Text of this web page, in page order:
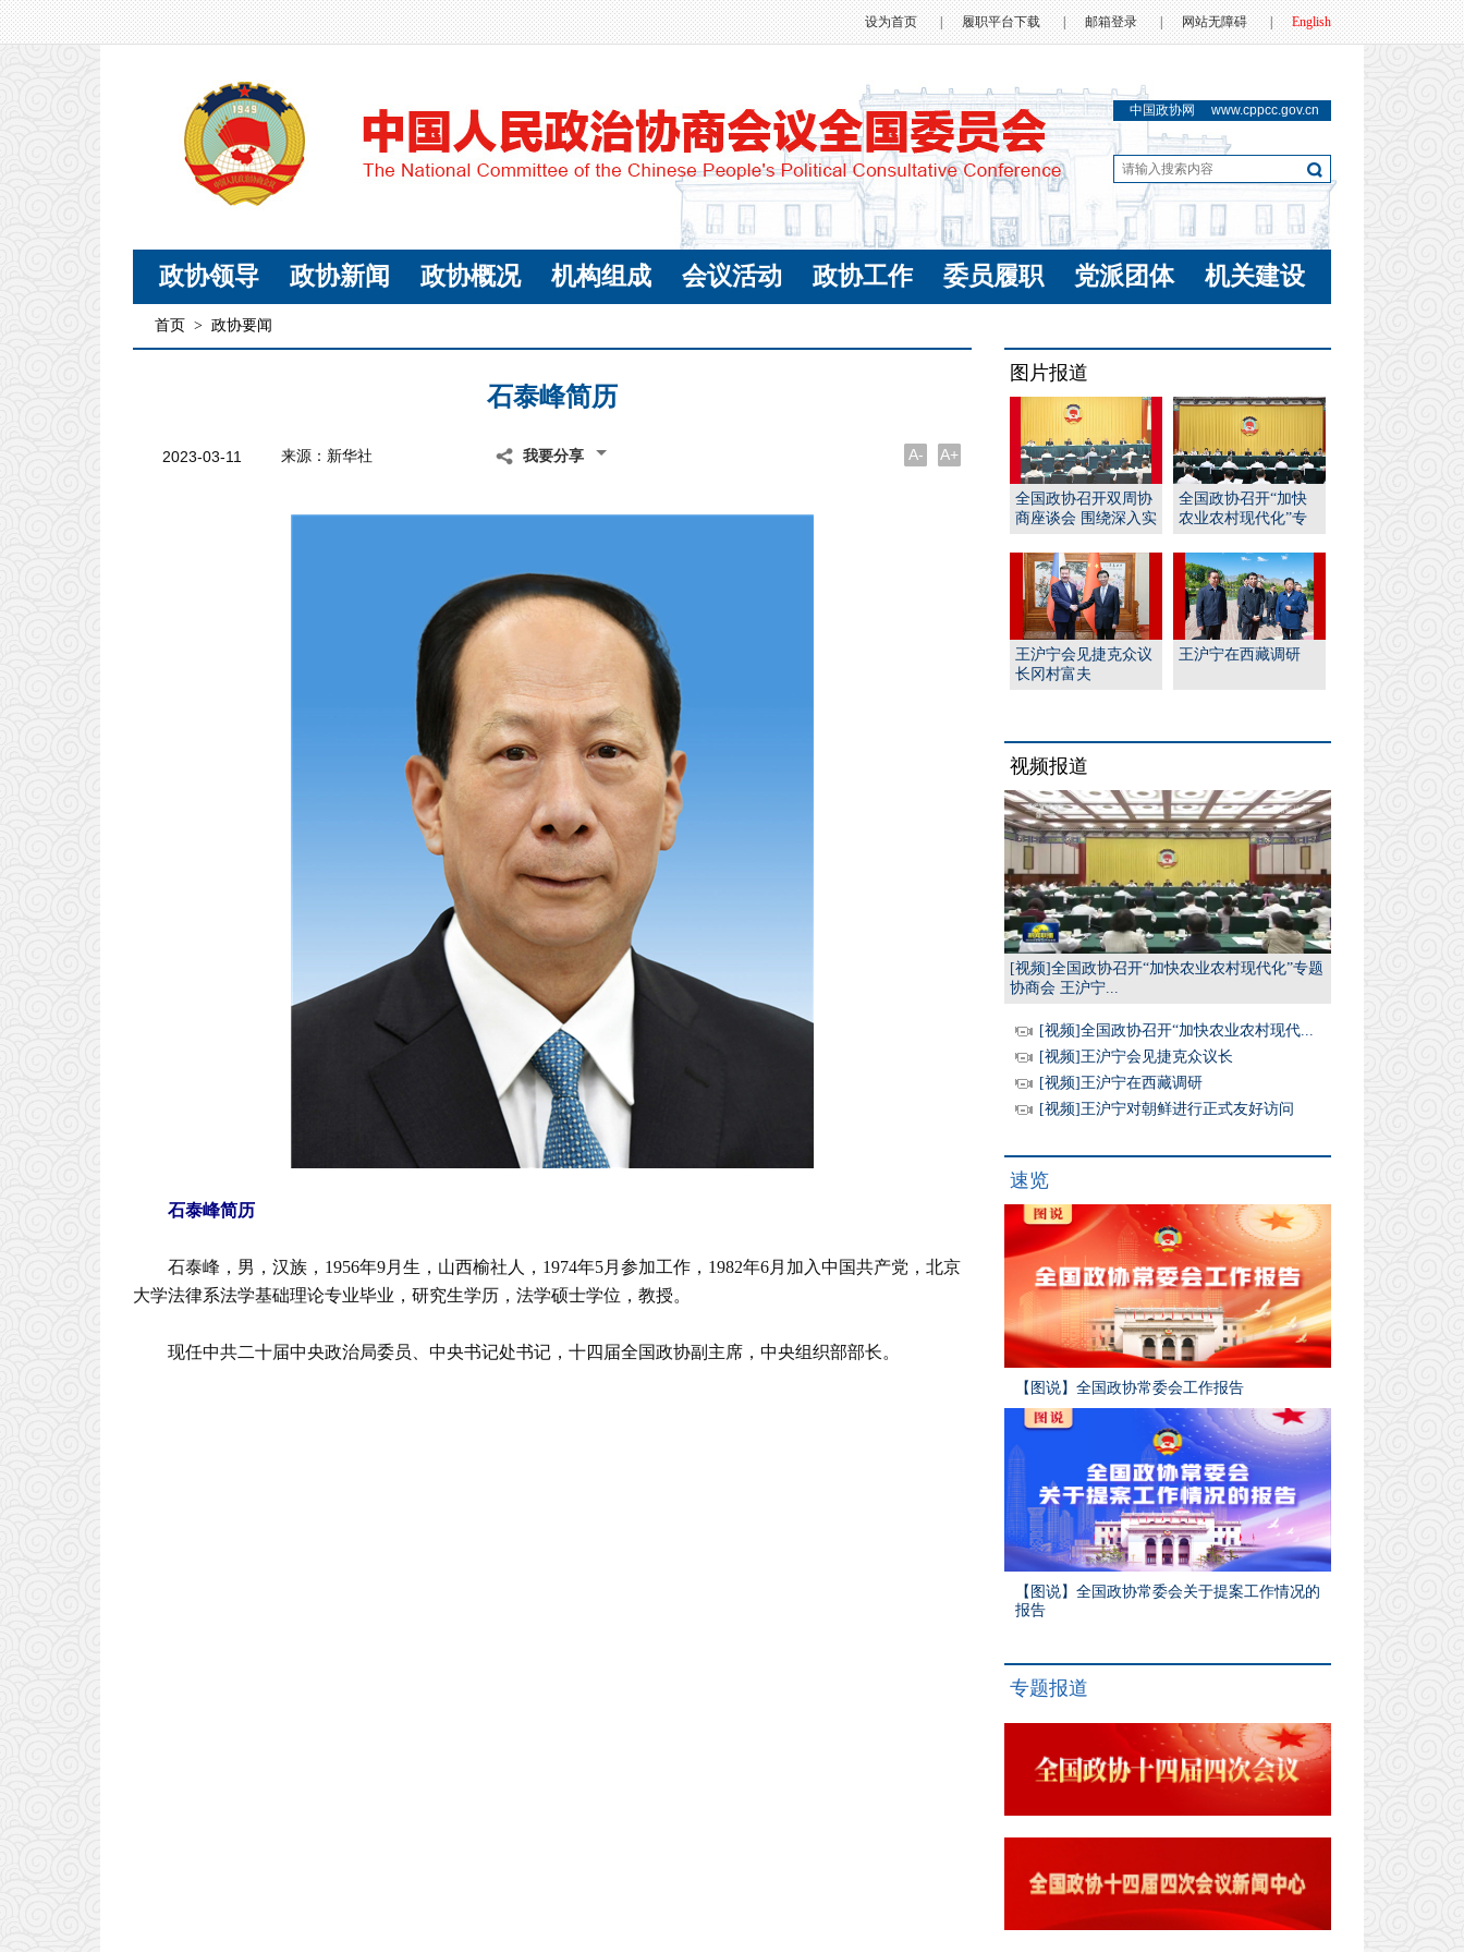
设为首页 履职平台下载 | 邮箱登录 网站无障碍 | English
中国政协网 www.cppcc.gov.cn
政协领导 政协新闻 政协概况 机构组成 会议活动 政协工作 委员履职 党派团体 机关建设
首页 > 政协要闻
石泰峰简历
2023-03-11 来源：新华社 我要分享 A- A+
石泰峰简历
石泰峰，男，汉族，1956年9月生，山西榆社人，1974年5月参加工作，1982年6月加入中国共产党，北京
大学法律系法学基础理论专业毕业，研究生学历，法学硕士学位，教授。
现任中共二十届中央政治局委员、中央书记处书记，十四届全国政协副主席，中央组织部部长。
图片报道
全国政协召开双周协
商座谈会 围绕深入实
动...
全国政协召开“加快
农业农村现代化”专
并...
王沪宁会见捷克众议
长冈村富夫
王沪宁在西藏调研
视频报道
[视频]全国政协召开“加快农业农村现代化”专题
协商会 王沪宁...
[视频]全国政协召开“加快农业农村现代...
[视频]王沪宁会见捷克众议长
[视频]王沪宁在西藏调研
[视频]王沪宁对朝鲜进行正式友好访问
速览
【图说】全国政协常委会工作报告
【图说】全国政协常委会关于提案工作情况的
报告
专题报道